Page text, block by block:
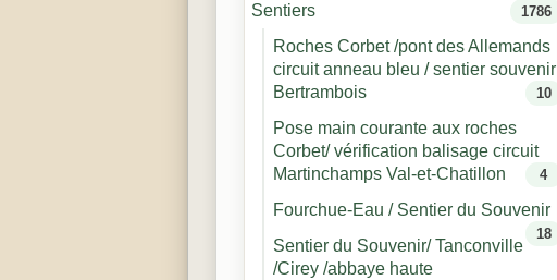
Sentiers 1786
Roches Corbet /pont des Allemands
circuit anneau bleu / sentier souvenir
Bertrambois
10
Pose main courante aux roches
Corbet/ vérification balisage circuit
Martinchamps Val-et-Chatillon
4
Fourchue-Eau / Sentier du Souvenir
18
Sentier du Souvenir/ Tanconville
/Cirey /abbaye haute